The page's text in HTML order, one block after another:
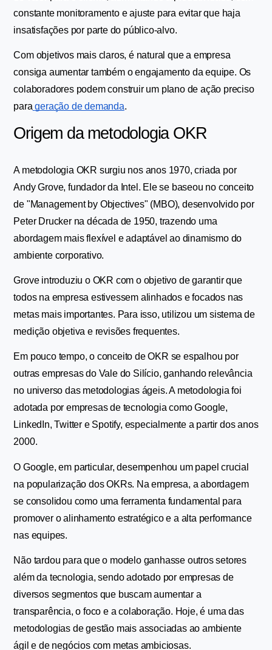
constante monitoramento e ajuste para evitar que haja
insatisfações por parte do público-alvo.
Com objetivos mais claros, é natural que a empresa
consiga aumentar também o engajamento da equipe. Os
colaboradores podem construir um plano de ação preciso
para geração de demanda.
Origem da metodologia OKR
A metodologia OKR surgiu nos anos 1970, criada por
Andy Grove, fundador da Intel. Ele se baseou no conceito
de "Management by Objectives" (MBO), desenvolvido por
Peter Drucker na década de 1950, trazendo uma
abordagem mais flexível e adaptável ao dinamismo do
ambiente corporativo.
Grove introduziu o OKR com o objetivo de garantir que
todos na empresa estivessem alinhados e focados nas
metas mais importantes. Para isso, utilizou um sistema de
medição objetiva e revisões frequentes.
Em pouco tempo, o conceito de OKR se espalhou por
outras empresas do Vale do Silício, ganhando relevância
no universo das metodologias ágeis. A metodologia foi
adotada por empresas de tecnologia como Google,
LinkedIn, Twitter e Spotify, especialmente a partir dos anos
2000.
O Google, em particular, desempenhou um papel crucial
na popularização dos OKRs. Na empresa, a abordagem
se consolidou como uma ferramenta fundamental para
promover o alinhamento estratégico e a alta performance
nas equipes.
Não tardou para que o modelo ganhasse outros setores
além da tecnologia, sendo adotado por empresas de
diversos segmentos que buscam aumentar a
transparência, o foco e a colaboração. Hoje, é uma das
metodologias de gestão mais associadas ao ambiente
ágil e de negócios com metas ambiciosas.